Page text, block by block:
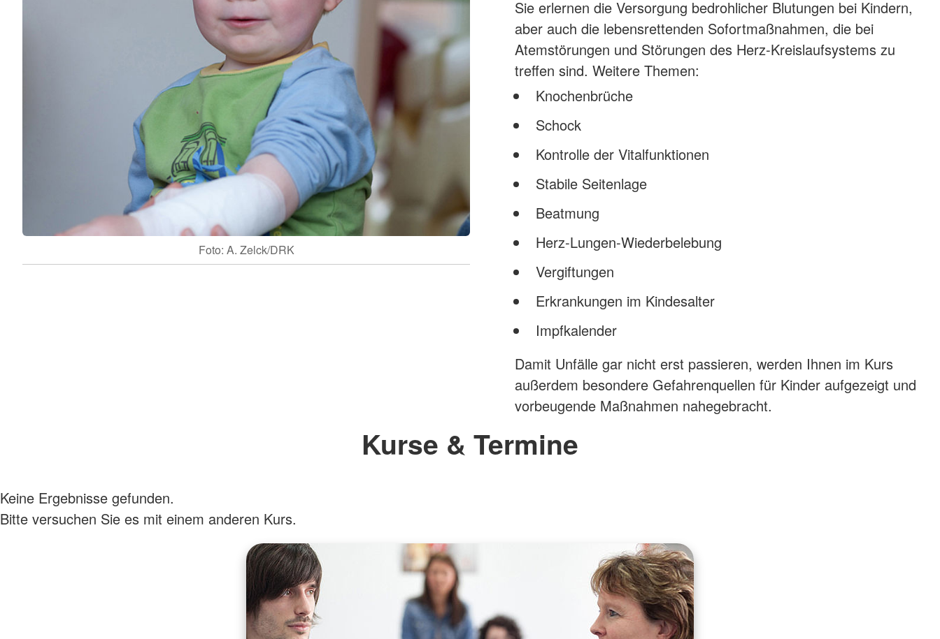
Foto: A. Zelck/DRK
Sie erlernen die Versorgung bedrohlicher Blutungen bei Kindern,
aber auch die lebensrettenden Sofortmaßnahmen, die bei
Atemstörungen und Störungen des Herz-Kreislaufsystems zu
treffen sind. Weitere Themen:
Knochenbrüche
Schock
Kontrolle der Vitalfunktionen
Stabile Seitenlage
Beatmung
Herz-Lungen-Wiederbelebung
Vergiftungen
Erkrankungen im Kindesalter
Impfkalender
Damit Unfälle gar nicht erst passieren, werden Ihnen im Kurs
außerdem besondere Gefahrenquellen für Kinder aufgezeigt und
vorbeugende Maßnahmen nahegebracht.
Kurse & Termine
Keine Ergebnisse gefunden.
Bitte versuchen Sie es mit einem anderen Kurs.